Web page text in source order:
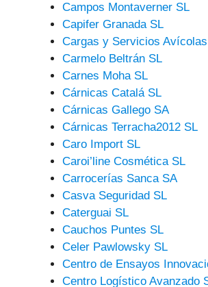
Campos Montaverner SL
Capifer Granada SL
Cargas y Servicios
Carmelo Beltrán SL
Carnes Moha SL
Cárnicas Catalá SL
Cárnicas Gallego SA
Cárnicas Terracha2012 SL
Caro Import SL
Caroi’line Cosmética SL
Carrocerías Sanca SA
Casva Seguridad SL
Caterguai SL
Cauchos Puntes SL
Celer Pawlowsky SL
Centro de Ensayos
Centro Logístico Avanzado